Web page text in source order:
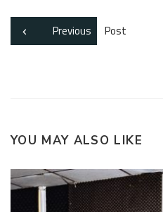
Previous
Post
YOU MAY ALSO LIKE